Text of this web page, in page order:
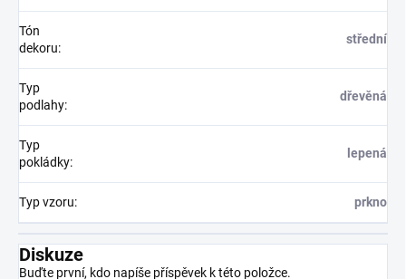
Tón
dekoru:
střední
Typ
podlahy:
dřevěná
Typ
pokládky:
lepená
Typ vzoru: prkno
Diskuze
Buďte první, kdo napíše příspěvek k této položce.